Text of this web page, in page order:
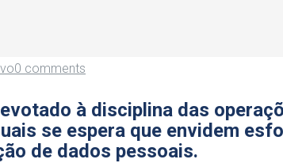
0 comments
à disciplina das
se espera que envidem
de dados pessoais.